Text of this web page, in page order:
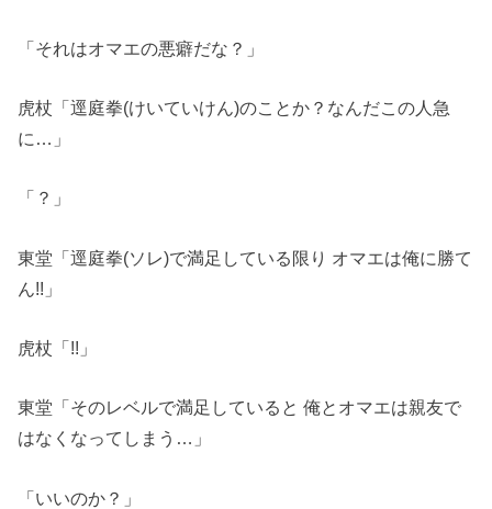
「それはオマエの悪癖だな？」
虎杖「逕庭拳(けいていけん)のことか？なんだこの人急
に…」
「？」
東堂「逕庭拳(ソレ)で満足している限り オマエは俺に勝て
ん!!」
虎杖「!!」
東堂「そのレベルで満足していると 俺とオマエは親友で
はなくなってしまう…」
「いいのか？」